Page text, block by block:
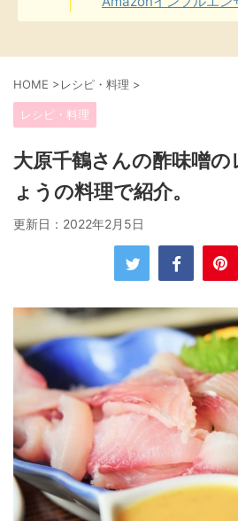
HOME >レシピ・料理 >
レシピ・料理
大原千鶴さんの酢味噌の
ょうの料理で紹介。
更新日： 2022年2月5日